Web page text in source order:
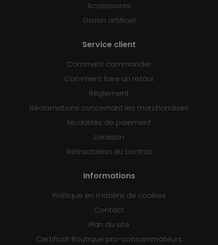
Accessoires
Gazon artificiel
Service client
Comment commander
Comment faire un retour
Règlement
Réclamations concernant les marchandises
Modalités de paiement
Livraison
Rétractation du contrat
Informations
Politique en matière de cookies
Contact
Plan du site
Certificat Boutique pro-consommateurs